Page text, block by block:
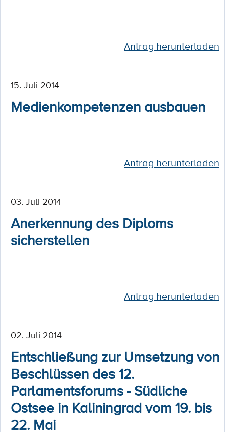
Antrag herunterladen
15. Juli 2014
Medienkompetenzen ausbauen
Antrag herunterladen
03. Juli 2014
Anerkennung des Diploms
sicherstellen
Antrag herunterladen
02. Juli 2014
Entschließung zur Umsetzung von
Beschlüssen des 12.
Parlamentsforums - Südliche
Ostsee in Kaliningrad vom 19. bis
22. Mai